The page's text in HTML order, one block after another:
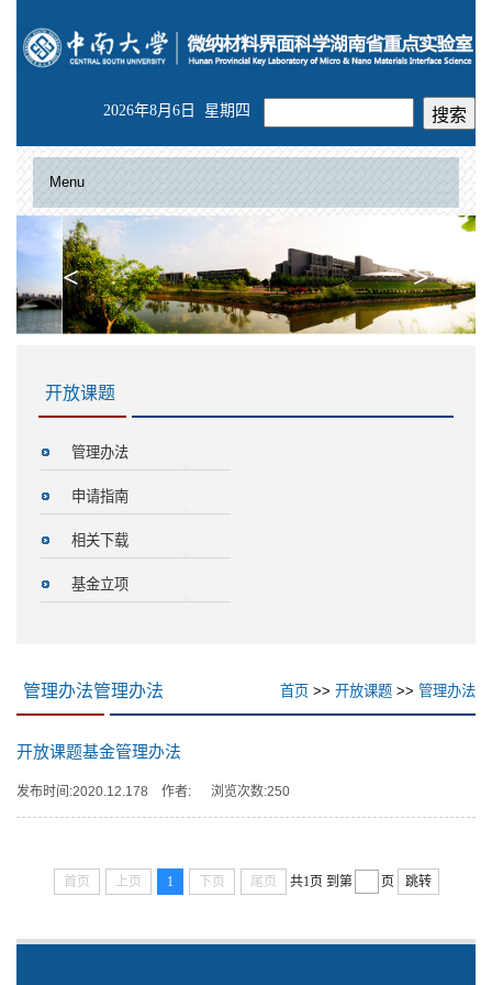
2026年8月6日 星期四
Menu
< >
开放课题
管理办法
申请指南
相关下载
基金立项
管理办法管理办法 首页 >> 开放课题 >> 管理办法
开放课题基金管理办法
发布时间:2020.12.178 作者: 浏览次数:250
首页 上页 1 下页 尾页 共1页 到第 页 跳转